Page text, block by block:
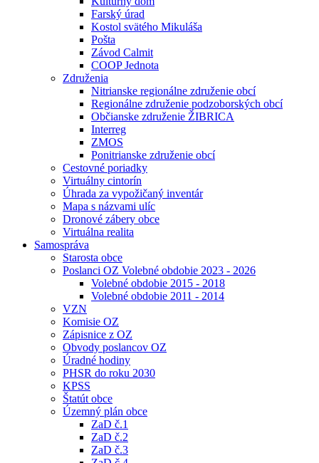
Farský úrad
Kostol svätého Mikuláša
Pošta
Závod Calmit
COOP Jednota
Združenia
Nitrianske regionálne združenie obcí
Regionálne združenie podzoborských obcí
Občianske združenie ŽIBRICA
Interreg
ZMOS
Ponitrianske združenie obcí
Cestovné poriadky
Virtuálny cintorín
Úhrada za vypožičaný inventár
Mapa s názvami ulíc
Dronové zábery obce
Virtuálna realita
Samospráva
Starosta obce
Poslanci OZ Volebné obdobie 2023 - 2026
Volebné obdobie 2015 - 2018
Volebné obdobie 2011 - 2014
VZN
Komisie OZ
Zápisnice z OZ
Obvody poslancov OZ
Úradné hodiny
PHSR do roku 2030
KPSS
Štatút obce
Územný plán obce
ZaD č.1
ZaD č.2
ZaD č.3